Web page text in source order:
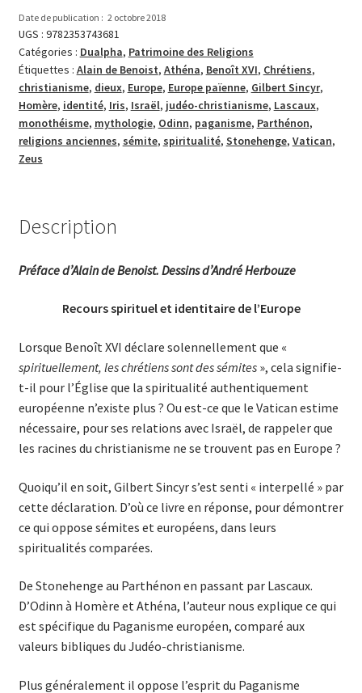
Paganisme
Date de publication : 2 octobre 2018
UGS : 9782353743681
Catégories : Dualpha, Patrimoine des Religions
Étiquettes : Alain de Benoist, Athéna, Benoît XVI, Chrétiens,
christianisme, dieux, Europe, Europe païenne, Gilbert Sincyr,
Homère, identité, Iris, Israël, judéo-christianisme, Lascaux,
monothéisme, mythologie, Odinn, paganisme, Parthénon,
religions anciennes, sémite, spiritualité, Stonehenge, Vatican,
Zeus
Description
Préface d’Alain de Benoist. Dessins d’André Herbouze
Recours spirituel et identitaire de l’Europe
Lorsque Benoît XVI déclare solennellement que «
spirituellement, les chrétiens sont des sémites», cela signifie-
t-il pour l’Église que la spiritualité authentiquement
européenne n’existe plus ? Ou est-ce que le Vatican estime
nécessaire, pour ses relations avec Israël, de rappeler que
les racines du christianisme ne se trouvent pas en Europe ?
Quoiqu’il en soit, Gilbert Sincyr s’est senti « interpellé » par
cette déclaration. D’où ce livre en réponse, pour démontrer
ce qui oppose sémites et européens, dans leurs
spiritualités comparées.
De Stonehenge au Parthénon en passant par Lascaux.
D’Odinn à Homère et Athéna, l’auteur nous explique ce qui
est spécifique du Paganisme européen, comparé aux
valeurs bibliques du Judéo-christianisme.
Plus généralement il oppose l’esprit du Paganisme